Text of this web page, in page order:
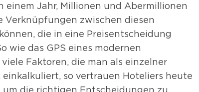
einem Jahr, Millionen und Abermillionen
zwischen diesen
die in eine Preisentscheidung
wie das GPS eines modernen
Faktoren, die man als einzelner
so vertrauen Hoteliers heute
um die richtigen Entscheidungen zu